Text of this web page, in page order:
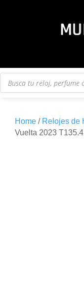
Búsqueda
Home / Relojes de
Vuelta 2023